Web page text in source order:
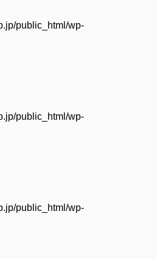
public_html/wp-
public_html/wp-
public_html/wp-